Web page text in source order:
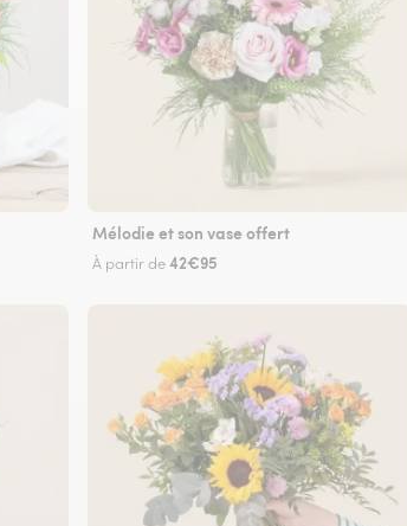
Mélodie et son vase offert
À partir de42€95